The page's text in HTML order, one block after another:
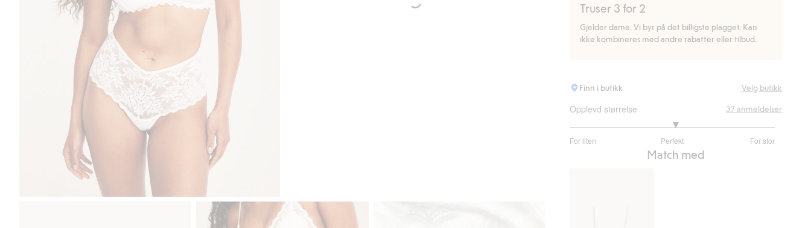
Truser 3 for 2
Gjelder dame. Vi byr på det billigste plagget. Kan
ikke kombineres med andre rabatter eller tilbud.
Finn i butikk Velg butikk
Opplevd størrelse
For liten Perfekt For stor
av
37anmeldelser
Match med